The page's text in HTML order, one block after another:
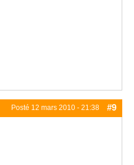
Posté 12 mars 2010 - 21:38 #9